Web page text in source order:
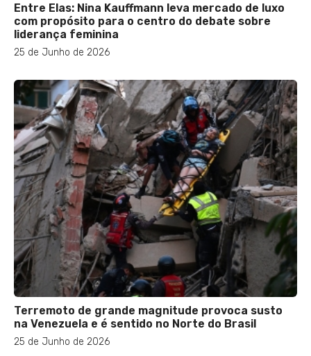
Entre Elas: Nina Kauffmann leva mercado de luxo
com propósito para o centro do debate sobre
liderança feminina
25 de Junho de 2026
Terremoto de grande magnitude provoca susto
na Venezuela e é sentido no Norte do Brasil
25 de Junho de 2026